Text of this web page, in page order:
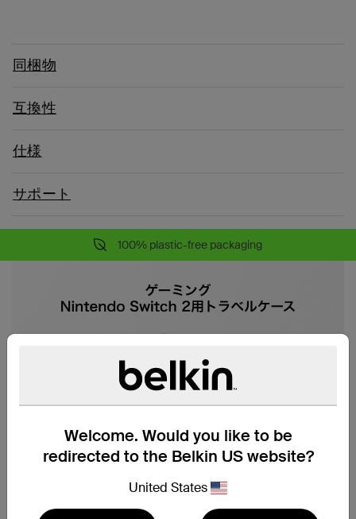
Welcome. Would you like to be
redirected to the Belkin US website?
United States
同梱物
互換性
仕様
サポート
100% plastic-free packaging